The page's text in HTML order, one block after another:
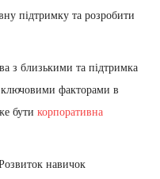
підтримку та розробити
з близькими та підтримка
факторами в
бути корпоративна
навичок